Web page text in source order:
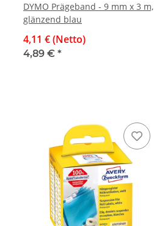
DYMO Prägeband - 9 mm x 3 m,
glänzend blau
4,11 € (Netto)
4,89 € *